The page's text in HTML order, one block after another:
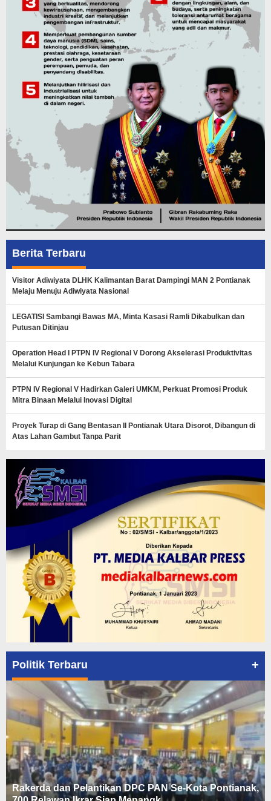
Berita Terbaru
Visitor Adiwiyata DLHK Kalimantan Barat Dampingi MAN 2 Pontianak
Melaju Menuju Adiwiyata Nasional
LEGATISI Sambangi Bawas MA, Minta Kasasi Ramli Dikabulkan dan
Putusan Ditinjau
Operation Head I PTPN IV Regional V Dorong Akselerasi Produktivitas
Melalui Kunjungan ke Kebun Tabara
PTPN IV Regional V Hadirkan Galeri UMKM, Perkuat Promosi Produk
Mitra Binaan Melalui Inovasi Digital
Proyek Turap di Gang Bentasan II Pontianak Utara Disorot, Dibangun di
Atas Lahan Gambut Tanpa Parit
Politik Terbaru +
Rakerda dan Pelantikan DPC PAN Se-Kota Pontianak,